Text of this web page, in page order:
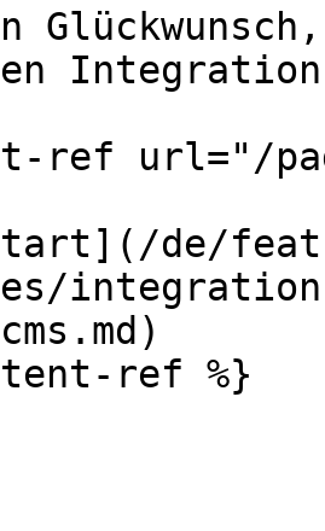
ref url="/
de/
ref %}